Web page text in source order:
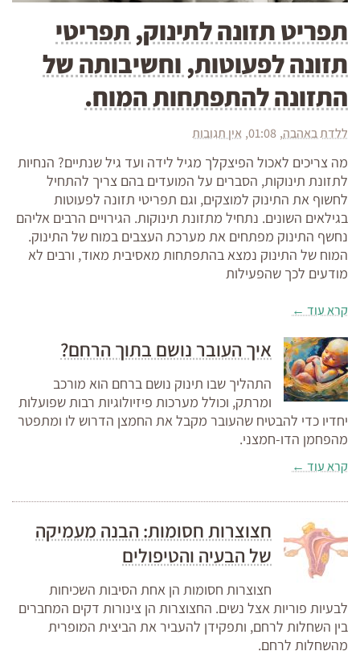
תפריט תזונה לתינוק, תפריטי
תזונה לפעוטות, וחשיבותה של
התזונה להתפתחות המוח.
ללדת באהבה 01:08 אין תגובות
מה צריכים לאכול הפיצקלך מגיל לידה ועד גיל שנתיים? הנחיות
לתזונת תינוקות, הסברים על המועדים בהם צריך להתחיל
לחשוף את התינוק למוצקים, וגם תפריטי תזונה לפעוטות
בגילאים השונים. נתחיל מתזונת תינוקות. הגירויים הרבים אליהם
נחשף התינוק מפתחים את מערכת העצבים במוח של התינוק.
המוח של התינוק נמצא בהתפתחות מאסיבית מאוד, ורבים לא
מודעים לכך שהפעילות
קרא עוד ←
איך העובר נושם בתוך הרחם?
התהליך שבו תינוק נושם ברחם הוא מורכב
ומרתק, וכולל מערכות פיזיולוגיות רבות שפועלות
יחדיו כדי להבטיח שהעובר מקבל את החמצן הדרוש לו ומתפטר
מהפחמן הדו-חמצני.
קרא עוד ←
חצוצרות חסומות: הבנה מעמיקה
של הבעיה והטיפולים
חצוצרות חסומות הן אחת הסיבות השכיחות
לבעיות פוריות אצל נשים. החצוצרות הן צינורות דקים המחברים
בין השחלות לרחם, ותפקידן להעביר את הביצית המופרית
מהשחלות לרחם.